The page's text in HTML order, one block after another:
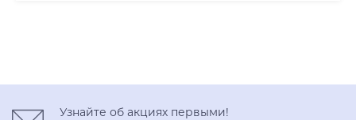
Узнайте об акциях первыми!